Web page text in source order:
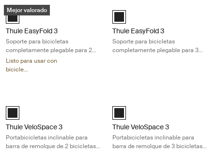
Thule EasyFold 3 Soporte para bicicletas completamente plegable
Mejor valorado
Black (selected)
Thule EasyFold 3
Soporte para bicicletas
completamente plegable para 2
bicicletas, optimizado para
bicicletas eléctricas pesadas
Listo para usar con
bicicle...
Black (selected)
Thule EasyFold 3
Soporte para bicicletas
completamente plegable para 3
Black (selected)
Thule VeloSpace 3
Portabicicletas inclinable para
barra de remolque de 2 bicicletas,
Black (selected)
Thule VeloSpace 3
Portabicicletas inclinable para
barra de remolque de 3 bicicletas,